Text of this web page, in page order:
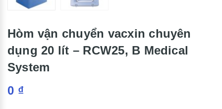
Hòm vận chuyển vacxin chuyên
dụng 20 lít – RCW25, B Medical
System
0 ₫